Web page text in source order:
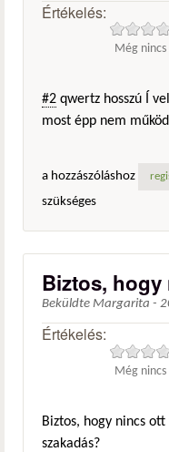
Értékelés:
Még
#2 qwertz hosszú Í
most épp nem
a hozzászóláshoz
szükséges
Biztos,
Beküldte Margarita -
Értékelés:
Még
Biztos, hogy nincs
szakadás?